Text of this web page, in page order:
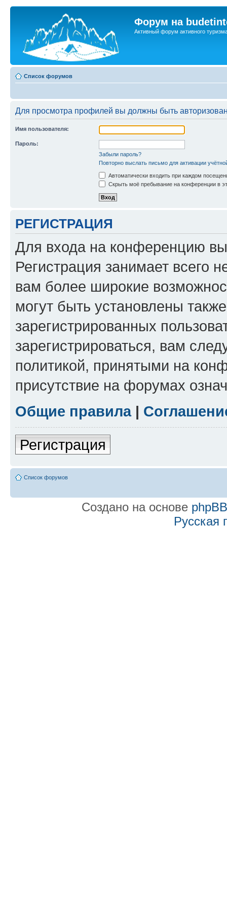
Форум на
Активный форум активного
Список форумов
Для просмотра профилей вы должны быть
Имя пользователя:
Пароль:
Забыли пароль?
Повторно выслать письмо для активации
Автоматически входить при каждом
Скрыть моё пребывание на конференции в
РЕГИСТРАЦИЯ
Для входа на конференцию
Регистрация занимает всего
вам более широкие
могут быть установлены
зарегистрированных
зарегистрироваться, вам
политикой, принятыми на
присутствие на форумах
Общие правила|
Регистрация
Список форумов
Создано на основе phpBB
Русская